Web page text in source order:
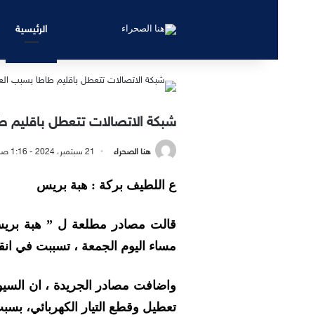
الرئيسية
شبكة الاتصالات تتعطل باقليم
هنا الصحراء 21 سبتمبر، 2024 - 1:16 صباحًا
ع اللطيف بركة : هبة بريس
قالت مصادر مطلعة ل ” هبة
مساء اليوم الجمعة ، تسببت في
واضافت مصادر الجريدة ، ان
تعطيل وقطع التيار الكهربائي،